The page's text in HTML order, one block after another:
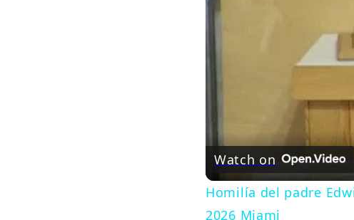
Watch on
Homilía del padre
2026 Miami